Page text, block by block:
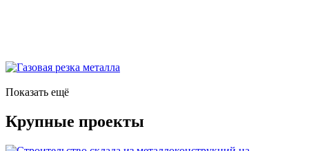
Показать ещё
Крупные проекты